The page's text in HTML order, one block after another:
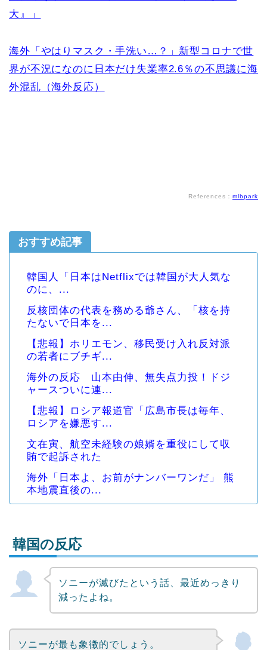
大』」
海外「やはりマスク・手洗い…？」新型コロナで世
界が不況になのに日本だけ失業率2.6％の不思議に海
外混乱（海外反応）
References： mlbpark
おすすめ記事
韓国人「日本はNetflixでは韓国が大人気な
のに、...
反核団体の代表を務める爺さん、「核を持
たないで日本を...
【悲報】ホリエモン、移民受け入れ反対派
の若者にブチギ...
海外の反応 山本由伸、無失点力投！ドジ
ャースついに連...
【悲報】ロシア報道官「広島市長は毎年、
ロシアを嫌悪す...
文在寅、航空未経験の娘婿を重役にして収
賄で起訴された
海外「日本よ、お前がナンバーワンだ」 熊
本地震直後の...
Powered by livedoor 相互RSS
韓国の反応
ソニーが滅びたという話、最近めっきり
減ったよね。
ソニーが最も象徴的でしょう。